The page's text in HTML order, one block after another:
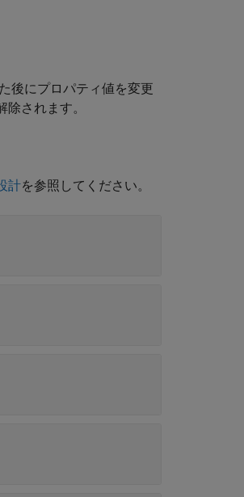
後にプロパティ値を変更
除されます。
計を参照してください。